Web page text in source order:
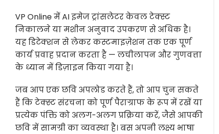
VP Online में AI इमेज ट्रांसलेटर केवल टेक्स्ट
निकालने या मशीन अनुवाद उपकरण से अधिक है।
यह डिटेक्शन से लेकर कस्टमाइज़ेशन तक एक पूर्ण
कार्य प्रवाह प्रदान करता है — लचीलापन और गुणवत्ता
के ध्यान में डिज़ाइन किया गया है।
जब आप एक छवि अपलोड करते हैं, तो आप चुन सकते
हैं कि टेक्स्ट संरचना को पूर्ण पैराग्राफ के रूप में रखें या
प्रत्येक पंक्ति को अलग-अलग प्रक्रिया करें, जैसे आपकी
छवि में सामग्री का व्यवस्था है। बस अपनी लक्ष्य भाषा